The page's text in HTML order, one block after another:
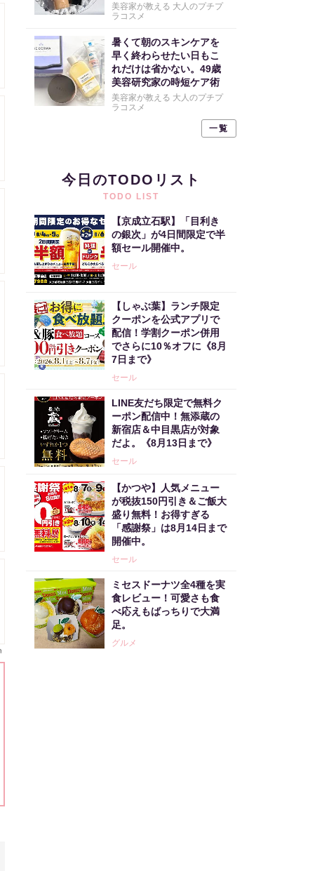
美容家が教える 大人のプチプ
ラコスメ
暑くて朝のスキンケアを
早く終わらせたい日もこ
れだけは省かない。49歳
美容研究家の時短ケア術
美容家が教える 大人のプチプ
ラコスメ
一覧
今日のTODOリスト
TODO LIST
【京成立石駅】「目利き
の銀次」が4日間限定で半
額セール開催中。
セール
【しゃぶ葉】ランチ限定
クーポンを公式アプリで
配信！学割クーポン併用
でさらに10％オフに《8月
7日まで》
セール
LINE友だち限定で無料ク
ーポン配信中！無添蔵の
新宿店＆中目黒店が対象
だよ。《8月13日まで》
セール
【かつや】人気メニュー
が税抜150円引き＆ご飯大
盛り無料！お得すぎる
「感謝祭」は8月14日まで
開催中。
セール
ミセスドーナツ全4種を実
食レビュー！可愛さも食
べ応えもばっちりで大満
足。
グルメ